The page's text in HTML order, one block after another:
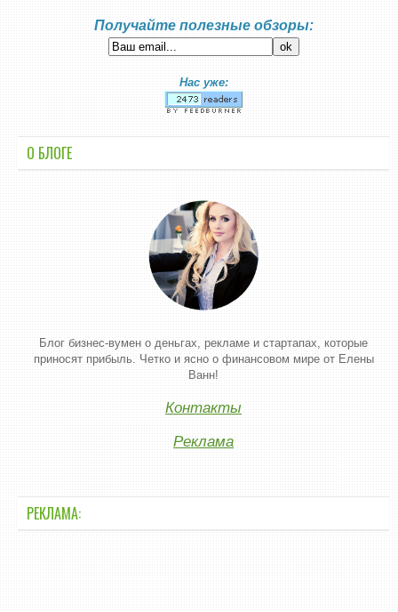
Получайте полезные обзоры:
Нас уже:
О БЛОГЕ
Блог бизнес-вумен о деньгах, рекламе и стартапах, которые
приносят прибыль. Четко и ясно о финансовом мире от Елены
Ванн!
Контакты
Реклама
РЕКЛАМА: